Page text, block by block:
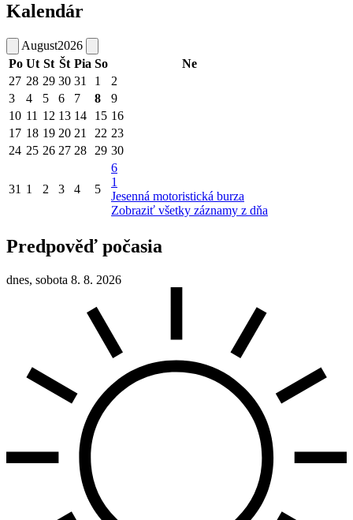
Kalendár
August2026
Po Ut St Št Pia So
Ne
27 28 29 30 31 1
2
3
4 5 6 7 8
9
10 11 12 13 14 15 16
17 18 19 20 21 22 23
24 25 26 27 28 29 30
31 1 2 3 4 5
6
1
Jesenná motoristická burza
Zobraziť všetky záznamy z dňa
Predpověď počasia
dnes, sobota 8. 8. 2026